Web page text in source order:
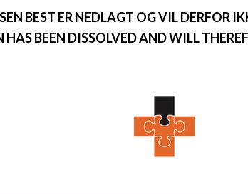
BEST ER NEDLAGT OG VIL DERFOR
BEEN DISSOLVED AND WILL